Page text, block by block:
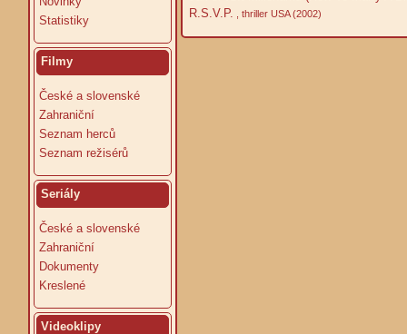
Statistiky
Filmy
České a slovenské
Zahraniční
Seznam herců
Seznam režisérů
Seriály
České a slovenské
Zahraniční
Dokumenty
Kreslené
Videoklipy
R.S.V.P.
, thriller USA (2002)